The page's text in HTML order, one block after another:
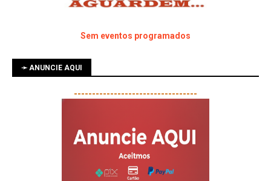
Sem eventos programados
➛ ANUNCIE AQUI
----------------------------------